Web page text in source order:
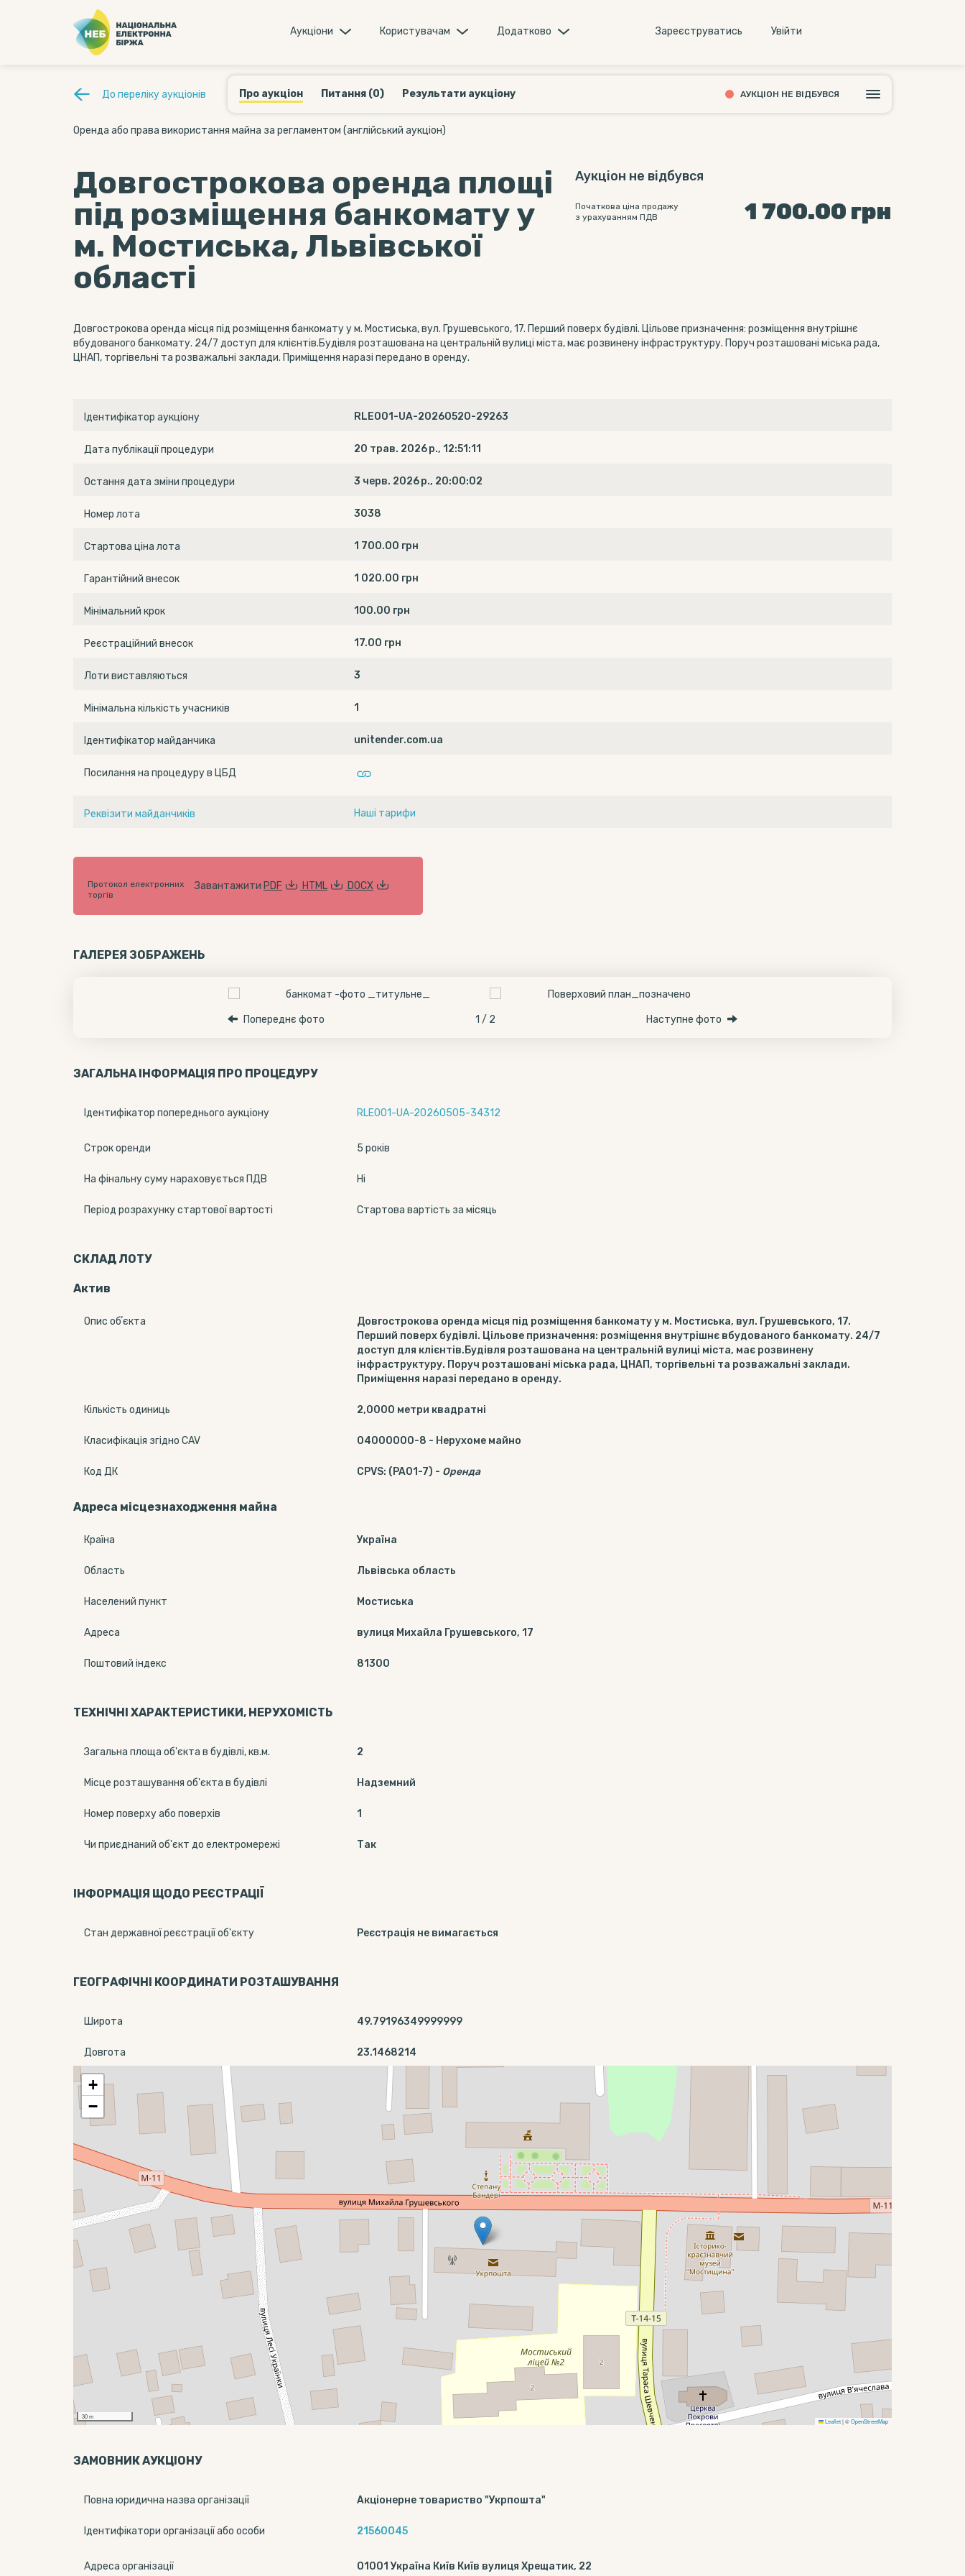
Аукцiони Користувачам Додатково Зареєструватись Увiйти
До переліку аукціонів Про аукціон Питання (0) Результати аукціону АУКЦІОН НЕ ВІДБУВСЯ
Оренда або права використання майна за регламентом (англійський аукціон)
Довгострокова оренда площі
під розміщення банкомату у
м. Мостиська, Львівської
області
Аукціон не відбувся
Початкова ціна продажу
з урахуванням ПДВ
1 700.00 грн
Довгострокова оренда місця під розміщення банкомату у м. Мостиська, вул. Грушевського, 17. Перший поверх будівлі. Цільове призначення: розміщення внутрішнє
вбудованого банкомату. 24/7 доступ для клієнтів.Будівля розташована на центральній вулиці міста, має розвинену інфраструктуру. Поруч розташовані міська рада,
ЦНАП, торгівельні та розважальні заклади. Приміщення наразі передано в оренду.
Ідентифікатор аукціону RLE001-UA-20260520-29263
Дата публікації процедури 20 трав. 2026 р., 12:51:11
Остання дата зміни процедури 3 черв. 2026 р., 20:00:02
Номер лота 3038
Стартова ціна лота 1 700.00 грн
Гарантійний внесок 1 020.00 грн
Мінімальний крок 100.00 грн
Реєстраційний внесок 17.00 грн
Лоти виставляються 3
Мінімальна кількість учасників 1
Ідентифікатор майданчика unitender.com.ua
Посилання на процедуру в ЦБД
Реквізити майданчиків Наші тарифи
Протокол електронних
торгів
Завантажити PDF HTML DOCX
ГАЛЕРЕЯ ЗОБРАЖЕНЬ
Попереднє фото 1 / 2 Наступне фото
ЗАГАЛЬНА ІНФОРМАЦІЯ ПРО ПРОЦЕДУРУ
Ідентифікатор попереднього аукціону RLE001-UA-20260505-34312
Строк оренди 5 років
На фінальну суму нараховується ПДВ Ні
Період розрахунку стартової вартості Стартова вартість за місяць
СКЛАД ЛОТУ
Актив
Опис обʼєкта
Довгострокова оренда місця під розміщення банкомату у м. Мостиська, вул. Грушевського, 17.
Перший поверх будівлі. Цільове призначення: розміщення внутрішнє вбудованого банкомату. 24/7
доступ для клієнтів.Будівля розташована на центральній вулиці міста, має розвинену
інфраструктуру. Поруч розташовані міська рада, ЦНАП, торгівельні та розважальні заклади.
Приміщення наразі передано в оренду.
Кількість одиниць 2,0000 метри квадратні
Класифікація згідно CAV 04000000-8 - Нерухоме майно
Код ДК CPVS: (PA01-7) - Оренда
Адреса місцезнаходження майна
Країна Україна
Область Львівська область
Населений пункт Мостиська
Адреса вулиця Михайла Грушевського, 17
Поштовий індекс 81300
ТЕХНІЧНІ ХАРАКТЕРИСТИКИ, НЕРУХОМІСТЬ
Загальна площа об'єкта в будівлі, кв.м. 2
Місце розташування об'єкта в будівлі Надземний
Номер поверху або поверхів 1
Чи приєднаний об'єкт до електромережі Так
ІНФОРМАЦІЯ ЩОДО РЕЄСТРАЦІЇ
Стан державної реєстрації об'єкту Реєстрація не вимагається
ГЕОГРАФІЧНІ КООРДИНАТИ РОЗТАШУВАННЯ
Широта 49.79196349999999
Довгота 23.1468214
+
−
30 m
Leaflet|©OpenStreetMap
ЗАМОВНИК АУКЦІОНУ
Повна юридична назва організації Акціонерне товариство "Укрпошта"
Ідентифікатори організації або особи 21560045
Адреса організації 01001 Україна Київ Київ вулиця Хрещатик, 22